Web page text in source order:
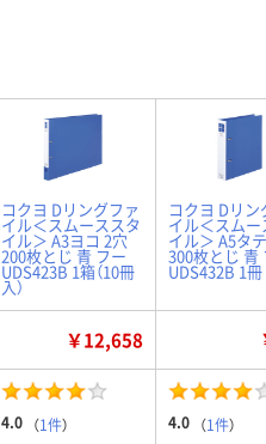
コクヨ Dリングファ
イル＜スムーススタ
イル＞ A3ヨコ 2穴
200枚とじ 青 フー
UDS423B 1箱（10冊
入）
コクヨ Dリン
イル＜スム
イル＞ A5タ
300枚とじ 青
UDS432B 1冊
￥12,658
4.0 （1件） 4.0 （1件）